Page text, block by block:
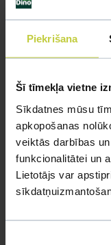
Piekrišana
Šī tīmekļa vietne
Sīkdatnes mūsu
apkopošanas
veiktās darbības
funkcionalitātei un
Lietotājs var
UZDOT
kaķis apēdis
Ja kaķim gadījies
garnelēm
būt?Kā kaķis
#kakis #apedis